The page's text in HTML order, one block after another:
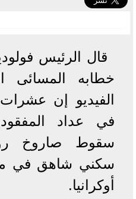
قال الرئيس
خطابه المسائى
الفيديو إن عشرات
في عداد
سقوط صاروخ
سكني شاهق في
أوكرانيا.